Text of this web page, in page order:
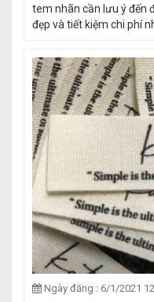
tem nhãn cần lưu ý đến
đẹp và tiết kiệm chi phí
Ngày đăng : 6/1/2021